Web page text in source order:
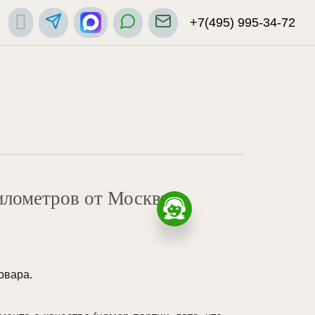
+7(495) 995-34-72
от Москвы